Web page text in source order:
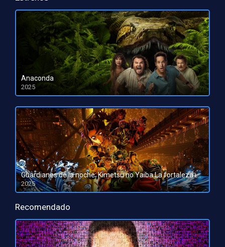
Anaconda
2025
HD 1080pHD 720p
Guardianes de la noche: Kimetsu no Yaiba La fortaleza infinita
2025
HD 1080pHD 720p
Recomendado